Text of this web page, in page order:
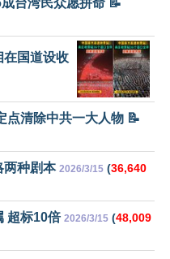
台湾民众愿拼命 📝
在国道设收
点清除中共一大人物 📝
两种剧本 2026/3/15 (36,640
超标10倍 2026/3/15 (48,009